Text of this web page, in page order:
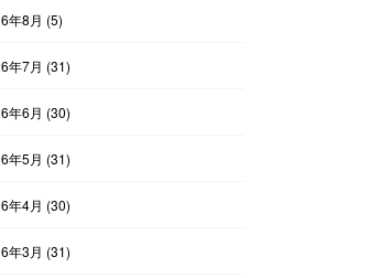
年8月 (5)
年7月 (31)
年6月 (30)
年5月 (31)
年4月 (30)
年3月 (31)